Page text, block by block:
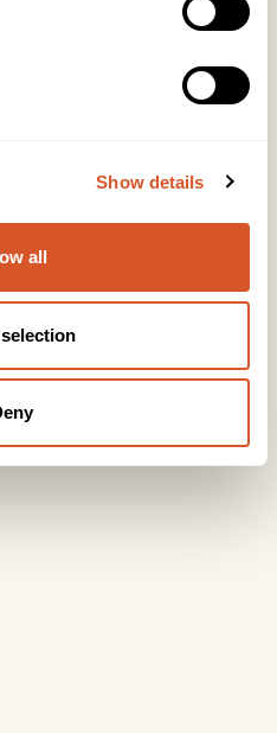
Show details
all